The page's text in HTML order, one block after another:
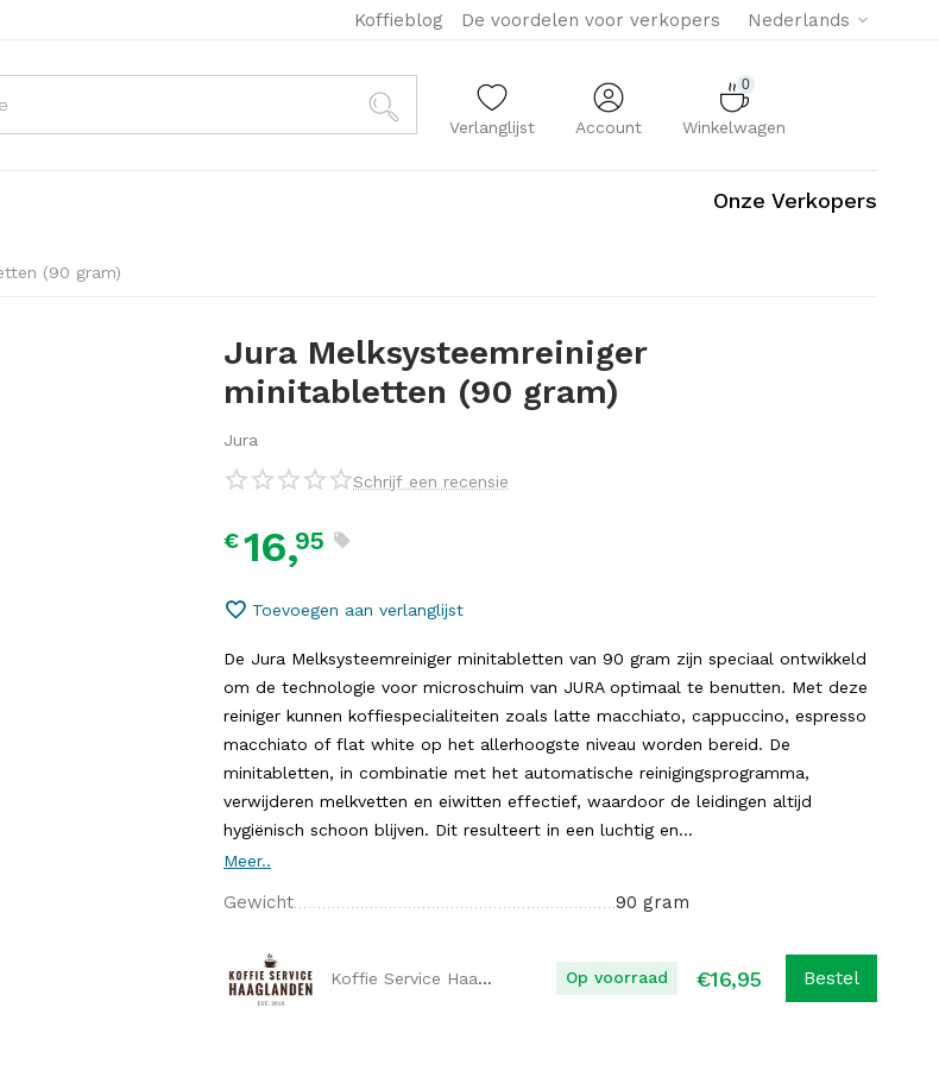
Nederlands
Koffieblog De voordelen voor verkopers
Verlanglijst Account
0
Winkelwagen
Onze Verkopers
(90 gram)
Jura Melksysteemreiniger
minitabletten (90 gram)
Jura
Schrijf een recensie
€ 16,95
Toevoegen aan verlanglijst
De Jura Melksysteemreiniger minitabletten van 90 gram zijn speciaal ontwikkeld
om de technologie voor microschuim van JURA optimaal te benutten. Met deze
reiniger kunnen koffiespecialiteiten zoals latte macchiato, cappuccino, espresso
macchiato of flat white op het allerhoogste niveau worden bereid. De
minitabletten, in combinatie met het automatische reinigingsprogramma,
verwijderen melkvetten en eiwitten effectief, waardoor de leidingen altijd
hygiënisch schoon blijven. Dit resulteert in een luchtig en...
Meer..
Gewicht 90 gram
Koffie Service Haaglanden Op voorraad €16,95 Bestel